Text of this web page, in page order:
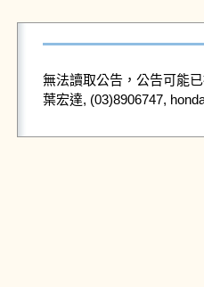
無法讀取公告，公告可能
葉宏達, (03)8906747,